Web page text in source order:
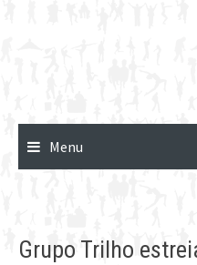
Menu
Grupo Trilho